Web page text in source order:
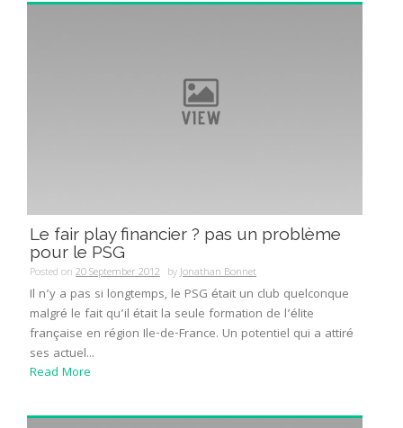
Le fair play financier ? pas un problème
pour le PSG
Posted on 20 September 2012 byJonathan Bonnet
Il n’y a pas si longtemps, le PSG était un club quelconque
malgré le fait qu’il était la seule formation de l’élite
française en région Ile-de-France. Un potentiel qui a attiré
ses actuel...
Read More